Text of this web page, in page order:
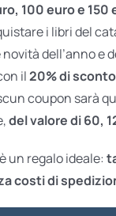
100 euro e 150
i libri del
dell’anno e
il20% di
coupon sarà
del valore di 60,
un regalo ideale:
costi di